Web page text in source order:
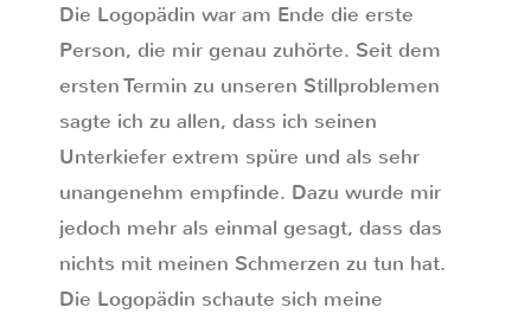
Die Logopädin war am Ende die erste
Person, die mir genau zuhörte. Seit dem
ersten Termin zu unseren Stillproblemen
sagte ich zu allen, dass ich seinen
Unterkiefer extrem spüre und als sehr
unangenehm empfinde. Dazu wurde mir
jedoch mehr als einmal gesagt, dass das
nichts mit meinen Schmerzen zu tun hat.
Die Logopädin schaute sich meine